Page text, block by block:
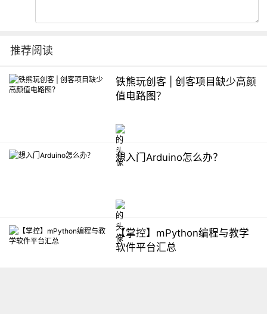
推荐阅读
铁熊玩创客 | 创客项目缺少高颜
值电路图？
想入门Arduino怎么办？
【掌控】mPython编程与教学
软件平台汇总